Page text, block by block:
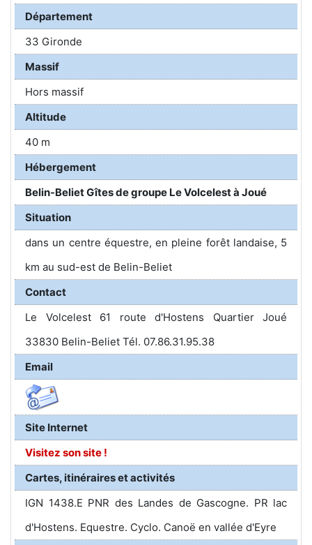
Département
33 Gironde
Massif
Hors massif
Altitude
40 m
Hébergement
Belin-Beliet Gîtes de groupe Le Volcelest à Joué
Situation
dans un centre équestre, en pleine forêt landaise, 5
km au sud-est de Belin-Beliet
Contact
Le Volcelest 61 route d'Hostens Quartier Joué
33830 Belin-Beliet Tél. 07.86.31.95.38
Email
Site Internet
Visitez son site !
Cartes, itinéraires et activités
IGN 1438.E PNR des Landes de Gascogne. PR lac
d'Hostens. Equestre. Cyclo. Canoë en vallée d'Eyre